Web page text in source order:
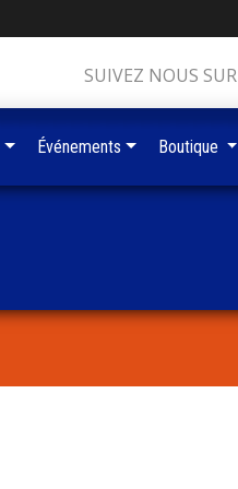
SUIVEZ NOUS SUR
Événements Boutique